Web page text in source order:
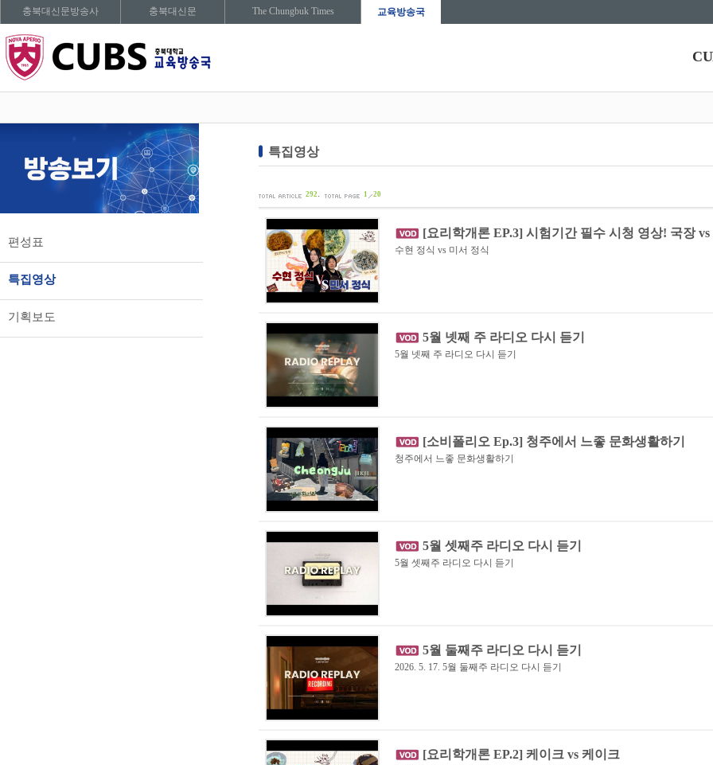
충북대신문방송사 충북대신문 The Chungbuk Times 교육방송국
편성표
특집영상
기획보도
특집영상
292 . 1 20
[요리학개론 EP.3] 시험기간 필수 시청 영상! 국장
수현 정식 vs 미서 정식
5월 넷째 주 라디오 다시 듣기
5월 넷째 주 라디오 다시 듣기
[소비폴리오 Ep.3] 청주에서 느좋 문화생활하기
청주에서 느좋 문화생활하기
5월 셋째주 라디오 다시 듣기
5월 셋째주 라디오 다시 듣기
5월 둘째주 라디오 다시 듣기
2026. 5. 17. 5월 둘째주 라디오 다시 듣기
[요리학개론 EP.2] 케이크 vs 케이크